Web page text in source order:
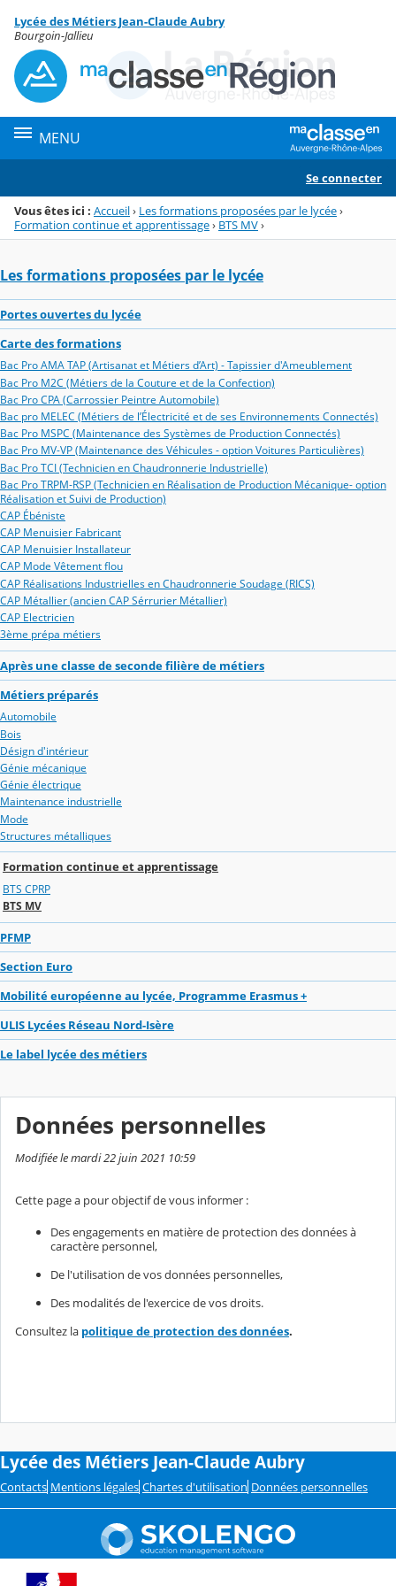
Menu de la rubrique
Contenu
Lycée des Métiers Jean-Claude Aubry
Bourgoin-Jallieu
MENU
Se connecter
Vous êtes ici : Accueil› Les formations proposées par le lycée›
Formation continue et apprentissage› BTS MV›
Les formations proposées par le lycée
Portes ouvertes du lycée
Carte des formations
Bac Pro AMA TAP (Artisanat et Métiers d’Art) - Tapissier d'Ameublement
Bac Pro M2C (Métiers de la Couture et de la Confection)
Bac Pro CPA (Carrossier Peintre Automobile)
Bac pro MELEC (Métiers de l’Électricité et de ses Environnements Connectés)
Bac Pro MSPC (Maintenance des Systèmes de Production Connectés)
Bac Pro MV-VP (Maintenance des Véhicules - option Voitures Particulières)
Bac Pro TCI (Technicien en Chaudronnerie Industrielle)
Bac Pro TRPM-RSP (Technicien en Réalisation de Production Mécanique- option
Réalisation et Suivi de Production)
CAP Ébéniste
CAP Menuisier Fabricant
CAP Menuisier Installateur
CAP Mode Vêtement flou
CAP Réalisations Industrielles en Chaudronnerie Soudage (RICS)
CAP Métallier (ancien CAP Sérrurier Métallier)
CAP Electricien
3ème prépa métiers
Après une classe de seconde filière de métiers
Métiers préparés
Automobile
Bois
Désign d'intérieur
Génie mécanique
Génie électrique
Maintenance industrielle
Mode
Structures métalliques
Formation continue et apprentissage
BTS CPRP
BTS MV
PFMP
Section Euro
Mobilité européenne au lycée, Programme Erasmus +
ULIS Lycées Réseau Nord-Isère
Le label lycée des métiers
Données personnelles
Modifiée le mardi 22 juin 2021 10:59
Cette page a pour objectif de vous informer :
Des engagements en matière de protection des données à
caractère personnel,
De l'utilisation de vos données personnelles,
Des modalités de l'exercice de vos droits.
Consultez la politique de protection des données.
Lycée des Métiers Jean-Claude Aubry
Contacts Mentions légales Chartes d'utilisation Données personnelles